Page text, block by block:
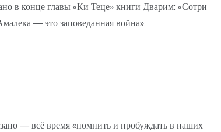
в конце главы «Ки Теце» книги Дварим: «Сотри
— это заповеданная война».
— всё время «помнить и пробуждать в наших